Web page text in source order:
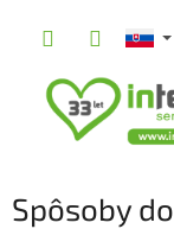
Spôsoby